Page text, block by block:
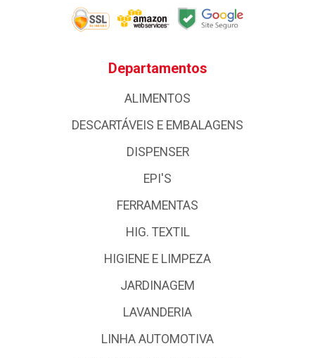
Departamentos
ALIMENTOS
DESCARTÁVEIS E EMBALAGENS
DISPENSER
EPI'S
FERRAMENTAS
HIG. TEXTIL
HIGIENE E LIMPEZA
JARDINAGEM
LAVANDERIA
LINHA AUTOMOTIVA